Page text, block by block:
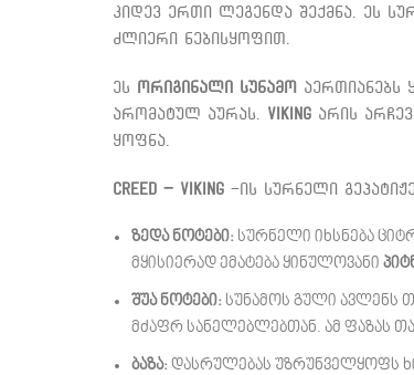
კიდევ ერთი ლეგენდა შექმნა. ეს
ძლიერი ნებისყოფით.
ეს ორიგინალი სუნამო აერთიანებს
არომატულ აურას. Viking არის
ყოფნა.
Creed – Viking -ის სურნელი
ზედა ნოტები: სურნელი იხსნება
მყისიერად ემატება ყინულოვანი
შუა ნოტები: სუნამოს გული ავლენს
მძაფრ სანელებლებთან. ამ ფაზას
ბაზა: დასრულებას უზრუნველყოფს